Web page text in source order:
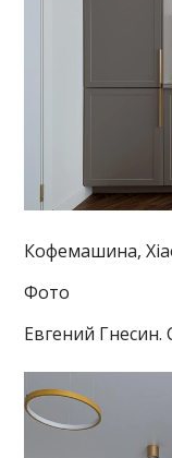
Кофемашина,
Фото
Евгений Гнесин.